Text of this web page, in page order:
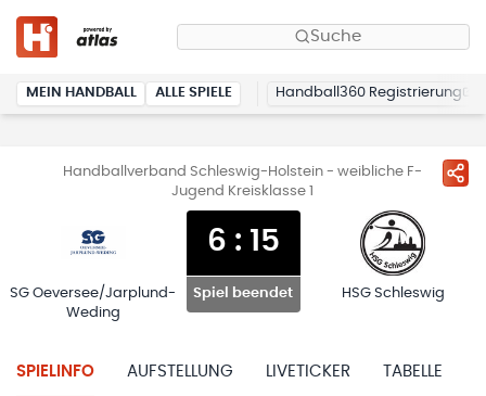
Suche
MEIN HANDBALL ALLE SPIELE Handball360 Registrierung
Handballverband Schleswig-Holstein - weibliche F-
Jugend Kreisklasse 1
SG Oeversee/Jarplund-
Weding
6 : 15
Spiel beendet HSG Schleswig
SPIELINFO AUFSTELLUNG LIVETICKER TABELLE